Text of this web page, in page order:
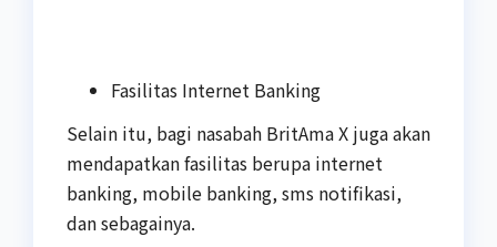
Fasilitas Internet Banking
Selain itu, bagi nasabah BritAma X juga akan
mendapatkan fasilitas berupa internet
banking, mobile banking, sms notifikasi,
dan sebagainya.